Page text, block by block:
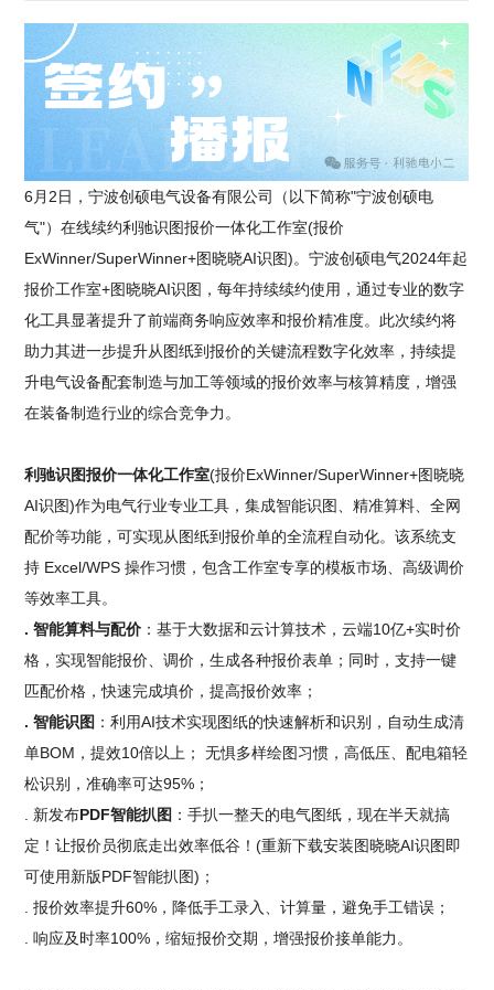
6月2日，宁波创硕电气设备有限公司（以下简称"宁波创硕电
气"）在线续约利驰识图报价一体化工作室(报价
ExWinner/SuperWinner+图晓晓AI识图)。宁波创硕电气2024年起
报价工作室+图晓晓AI识图，每年持续续约使用，通过专业的数字
化工具显著提升了前端商务响应效率和报价精准度。此次续约将
助力其进一步提升从图纸到报价的关键流程数字化效率，持续提
升电气设备配套制造与加工等领域的报价效率与核算精度，增强
在装备制造行业的综合竞争力。
利驰识图报价一体化工作室(报价ExWinner/SuperWinner+图晓晓
AI识图)作为电气行业专业工具，集成智能识图、精准算料、全网
配价等功能，可实现从图纸到报价单的全流程自动化。该系统支
持 Excel/WPS 操作习惯，包含工作室专享的模板市场、高级调价
等效率工具。
. 智能算料与配价 ：基于大数据和云计算技术，云端10亿+实时价
格，实现智能报价、调价，生成各种报价表单；同时，支持一键
匹配价格，快速完成填价，提高报价效率；
. 智能识图 ：利用AI技术实现图纸的快速解析和识别，自动生成清
单BOM，提效10倍以上； 无惧多样绘图习惯，高低压、配电箱轻
松识别，准确率可达95%；
. 新发布PDF智能扒图 ：手扒一整天的电气图纸，现在半天就搞
定！让报价员彻底走出效率低谷！(重新下载安装图晓晓AI识图即
可使用新版PDF智能扒图)；
. 报价效率提升60%，降低手工录入、计算量，避免手工错误；
. 响应及时率100%，缩短报价交期，增强报价接单能力。